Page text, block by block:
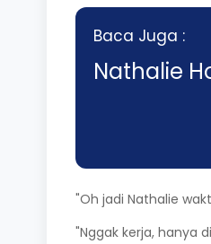
Baca Juga :
Nathalie
"Oh jadi Nathalie
"Nggak kerja, hanya